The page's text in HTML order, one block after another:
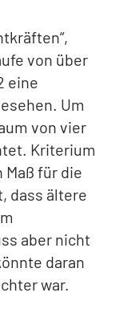
von über
eine
Um
von vier
Kriterium
für die
dass ältere
aber nicht
daran
war.